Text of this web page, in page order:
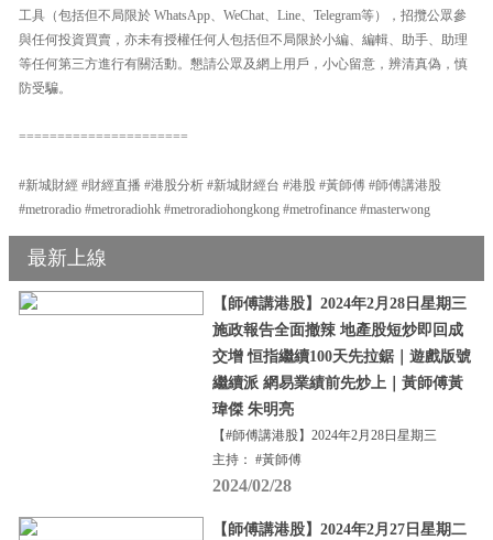
工具（包括但不局限於 WhatsApp、WeChat、Line、Telegram等），招攬公眾參
與任何投資買賣，亦未有授權任何人包括但不局限於小編、編輯、助手、助理
等任何第三方進行有關活動。懇請公眾及網上用戶，小心留意，辨清真偽，慎
防受騙。
======================
#新城財經 #財經直播 #港股分析 #新城財經台 #港股 #黃師傅 #師傅講港股
#metroradio #metroradiohk #metroradiohongkong #metrofinance #masterwong
最新上線
【師傅講港股】2024年2月28日星期三
施政報告全面撤辣 地產股短炒即回成
交增 恒指繼續100天先拉鋸｜遊戲版號
繼續派 網易業績前先炒上｜黃師傅黃
瑋傑 朱明亮
【#師傅講港股】2024年2月28日星期三
主持： #黃師傅
2024/02/28
【師傅講港股】2024年2月27日星期二